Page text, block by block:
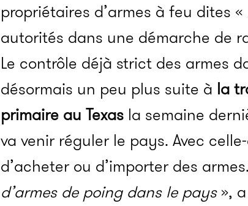
propriétaires d’armes à feu dites «
autorités dans une démarche de
Le contrôle déjà strict des armes
désormais un peu plus suite à la
primaire au Texas la semaine
va venir réguler le pays. Avec
d’acheter ou d’importer des
d’armes de poing dans le pays»,